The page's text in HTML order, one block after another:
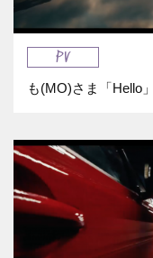
PV
も(MO)さま「Hello」